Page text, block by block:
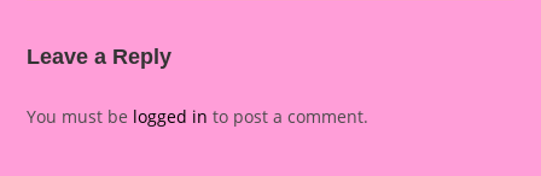
Leave a Reply
You must be logged in to post a comment.